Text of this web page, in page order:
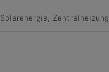
Solarenergie Zentralheizung